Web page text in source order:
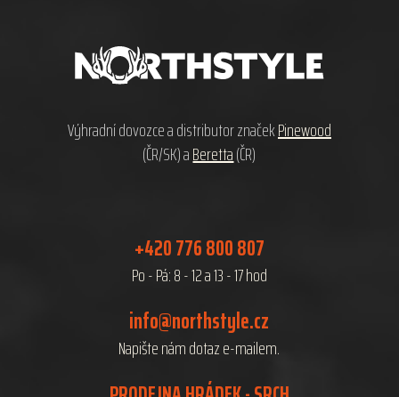
Výhradní dovozce a distributor značekPinewood
(ČR/SK) aBeretta(ČR)
+420 776 800 807
Po - Pá: 8 - 12 a 13 - 17 hod
info@northstyle.cz
Napište nám dotaz e-mailem.